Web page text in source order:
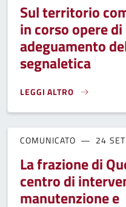
Sul territorio
in corso opere di
adeguamento
segnaletica
LEGGI ALTRO
SUL TERRITORIO
COMUNICATO 24
La frazione di
centro di
manutenzione e